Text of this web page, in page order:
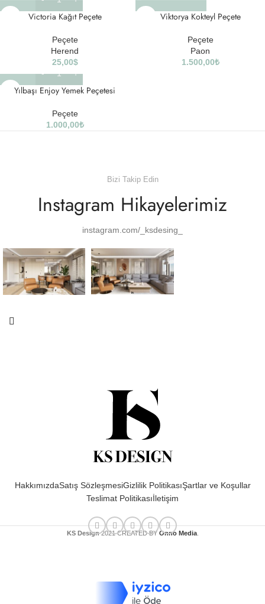
Victoria Kağıt Peçete
Peçete
Herend
25,00$
Viktorya Kokteyl Peçete
Peçete
Paon
1.500,00₺
Yılbaşı Enjoy Yemek Peçetesi
Peçete
1.000,00₺
Bizi Takip Edin
Instagram Hikayelerimiz
instagram.com/_ksdesing_
HakkımızdaSatış SözleşmesiGizlilik PolitikasıŞartlar ve Koşullar
Teslimat Politikasıİletişim
KS Design 2021 CREATED BY Onno Media.